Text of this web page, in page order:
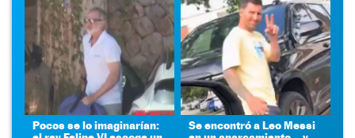
Pocos se lo imaginarían:
Se encontró a Leo Messi